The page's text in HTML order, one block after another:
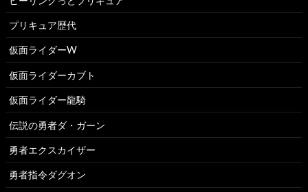
プリキュア歴代
仮面ライダーW
仮面ライダーカブト
仮面ライダー龍騎
伝説の勇者ダ・ガーン
勇者エクスカイザー
勇者指令ダグオン